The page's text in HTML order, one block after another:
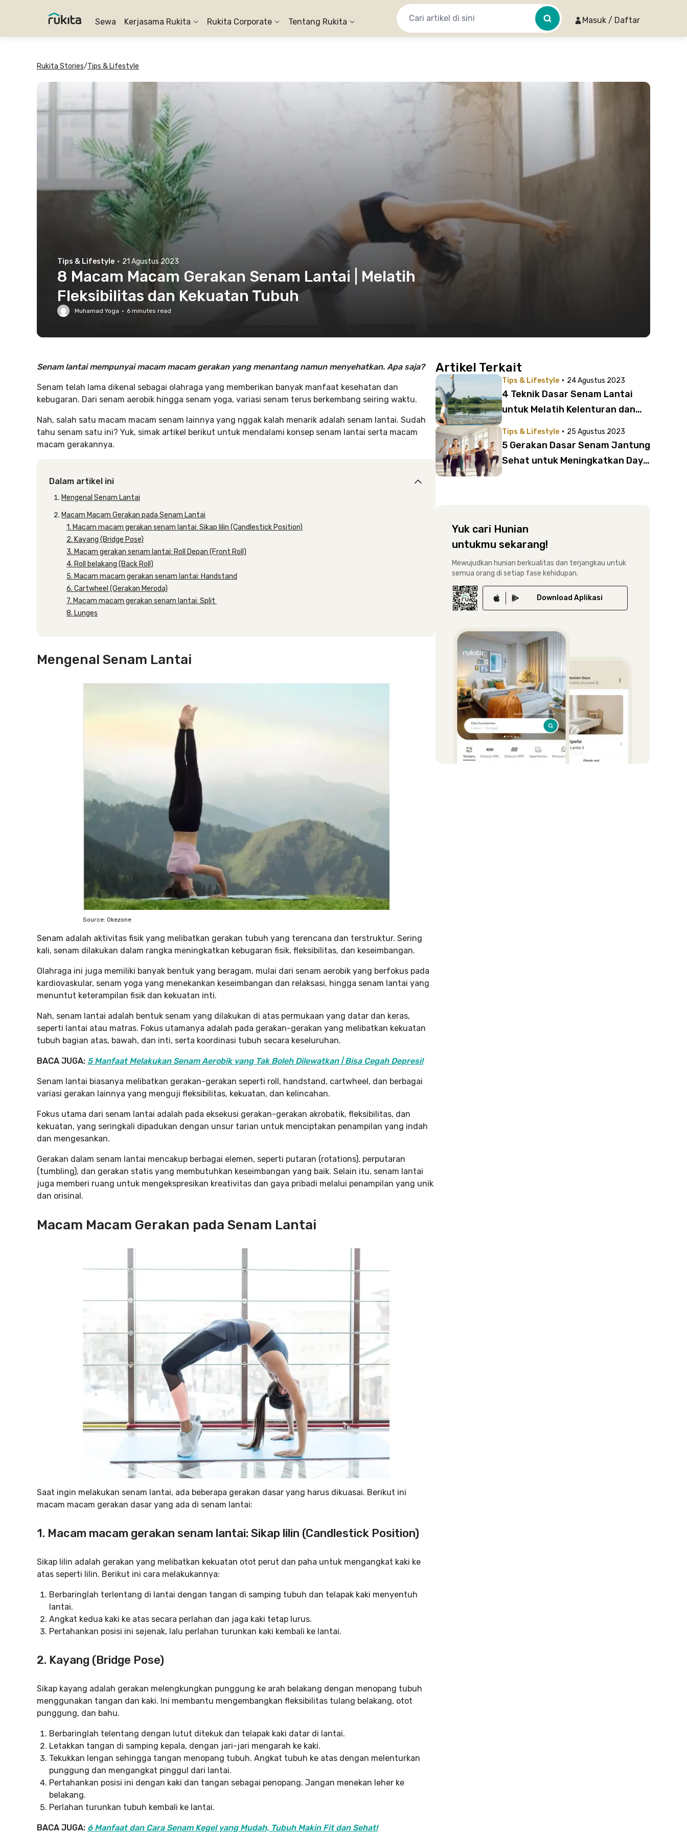
Sewa Kerjasama Rukita Rukita Corporate Tentang Rukita Masuk / Daftar
Rukita Stories/Tips & Lifestyle
Tips & Lifestyle · 21 Agustus 2023
8 Macam Macam Gerakan Senam Lantai | Melatih
Fleksibilitas dan Kekuatan Tubuh
Muhamad Yoga · 6 minutes read
Senam lantai mempunyai macam macam gerakan yang menantang namun menyehatkan. Apa saja?
Senam telah lama dikenal sebagai olahraga yang memberikan banyak manfaat kesehatan dan
kebugaran. Dari senam aerobik hingga senam yoga, variasi senam terus berkembang seiring waktu.
Nah, salah satu macam macam senam lainnya yang nggak kalah menarik adalah senam lantai. Sudah
tahu senam satu ini? Yuk, simak artikel berikut untuk mendalami konsep senam lantai serta macam
macam gerakannya.
Dalam artikel ini
Mengenal Senam Lantai
Macam Macam Gerakan pada Senam Lantai
1. Macam macam gerakan senam lantai: Sikap lilin (Candlestick Position)
2. Kayang (Bridge Pose)
3. Macam gerakan senam lantai: Roll Depan (Front Roll)
4. Roll belakang (Back Roll)
5. Macam macam gerakan senam lantai: Handstand
6. Cartwheel (Gerakan Meroda)
7. Macam macam gerakan senam lantai: Split
8. Lunges
Mengenal Senam Lantai
Source: Okezone
Senam adalah aktivitas fisik yang melibatkan gerakan tubuh yang terencana dan terstruktur. Sering
kali, senam dilakukan dalam rangka meningkatkan kebugaran fisik, fleksibilitas, dan keseimbangan.
Olahraga ini juga memiliki banyak bentuk yang beragam, mulai dari senam aerobik yang berfokus pada
kardiovaskular, senam yoga yang menekankan keseimbangan dan relaksasi, hingga senam lantai yang
menuntut keterampilan fisik dan kekuatan inti.
Nah, senam lantai adalah bentuk senam yang dilakukan di atas permukaan yang datar dan keras,
seperti lantai atau matras. Fokus utamanya adalah pada gerakan-gerakan yang melibatkan kekuatan
tubuh bagian atas, bawah, dan inti, serta koordinasi tubuh secara keseluruhan.
BACA JUGA: 5 Manfaat Melakukan Senam Aerobik yang Tak Boleh Dilewatkan | Bisa Cegah Depresi!
Senam lantai biasanya melibatkan gerakan-gerakan seperti roll, handstand, cartwheel, dan berbagai
variasi gerakan lainnya yang menguji fleksibilitas, kekuatan, dan kelincahan.
Fokus utama dari senam lantai adalah pada eksekusi gerakan-gerakan akrobatik, fleksibilitas, dan
kekuatan, yang seringkali dipadukan dengan unsur tarian untuk menciptakan penampilan yang indah
dan mengesankan.
Gerakan dalam senam lantai mencakup berbagai elemen, seperti putaran (rotations), perputaran
(tumbling), dan gerakan statis yang membutuhkan keseimbangan yang baik. Selain itu, senam lantai
juga memberi ruang untuk mengekspresikan kreativitas dan gaya pribadi melalui penampilan yang unik
dan orisinal.
Macam Macam Gerakan pada Senam Lantai
Saat ingin melakukan senam lantai, ada beberapa gerakan dasar yang harus dikuasai. Berikut ini
macam macam gerakan dasar yang ada di senam lantai:
1. Macam macam gerakan senam lantai: Sikap lilin (Candlestick Position)
Sikap lilin adalah gerakan yang melibatkan kekuatan otot perut dan paha untuk mengangkat kaki ke
atas seperti lilin. Berikut ini cara melakukannya:
Berbaringlah terlentang di lantai dengan tangan di samping tubuh dan telapak kaki menyentuh
lantai.
Angkat kedua kaki ke atas secara perlahan dan jaga kaki tetap lurus.
Pertahankan posisi ini sejenak, lalu perlahan turunkan kaki kembali ke lantai.
2. Kayang (Bridge Pose)
Sikap kayang adalah gerakan melengkungkan punggung ke arah belakang dengan menopang tubuh
menggunakan tangan dan kaki. Ini membantu mengembangkan fleksibilitas tulang belakang, otot
punggung, dan bahu.
Berbaringlah telentang dengan lutut ditekuk dan telapak kaki datar di lantai.
Letakkan tangan di samping kepala, dengan jari-jari mengarah ke kaki.
Tekukkan lengan sehingga tangan menopang tubuh. Angkat tubuh ke atas dengan melenturkan
punggung dan mengangkat pinggul dari lantai.
Pertahankan posisi ini dengan kaki dan tangan sebagai penopang. Jangan menekan leher ke
belakang.
Perlahan turunkan tubuh kembali ke lantai.
BACA JUGA: 6 Manfaat dan Cara Senam Kegel yang Mudah, Tubuh Makin Fit dan Sehat!
Artikel Terkait
Tips & Lifestyle · 24 Agustus 2023
4 Teknik Dasar Senam Lantai
untuk Melatih Kelenturan dan
Tips & Lifestyle · 25 Agustus 2023
5 Gerakan Dasar Senam Jantung
Sehat untuk Meningkatkan Daya
Yuk cari Hunian
untukmu sekarang!
Mewujudkan hunian berkualitas dan terjangkau untuk
semua orang di setiap fase kehidupan.
Download Aplikasi